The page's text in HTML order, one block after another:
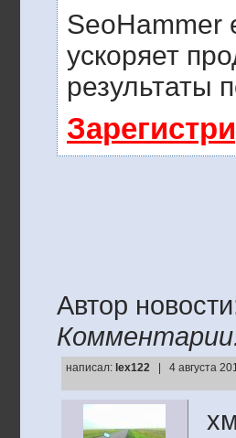
SeoHammer
ускоряет
результаты
Автор
написал: lex122 | 4 августа